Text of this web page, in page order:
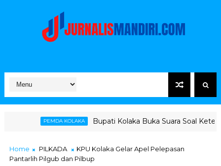
Bupati Kolaka Buka Suara Soal Ketegangan Jalur
Home PILKADA
KPU Kolaka Gelar Apel Pelepasan
Pantarlih Pilgub dan Pilbup